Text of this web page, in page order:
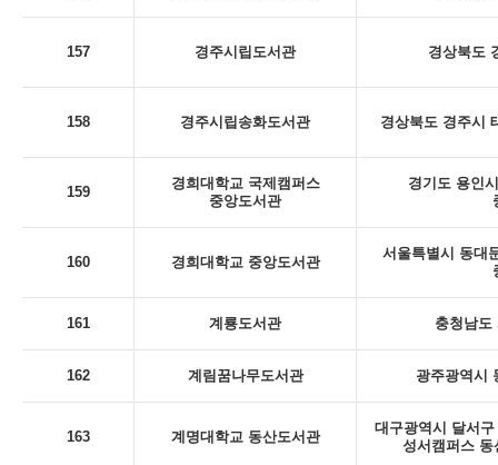
157 경주시립도서관 경상북도
158 경주시립송화도서관 경상북도 경주시
159
경희대학교 국제캠퍼스
중앙도서관
경기도 용인
160 경희대학교 중앙도서관
서울특별시 동대
161 계룡도서관 충청남도
162 계림꿈나무도서관 광주광역시
163 계명대학교 동산도서관
대구광역시 달서
성서캠퍼스 동